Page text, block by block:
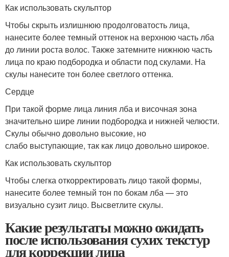
Как использовать скульптор
Чтобы скрыть излишнюю продолговатость лица,
нанесите более темный оттенок на верхнюю часть лба
до линии роста волос. Также затемните нижнюю часть
лица по краю подбородка и области под скулами. На
скулы нанесите тон более светлого оттенка.
Сердце
При такой форме лица линия лба и височная зона
значительно шире линии подбородка и нижней челюсти.
Скулы обычно довольно высокие, но
слабо выступающие, так как лицо довольно широкое.
Как использовать скульптор
Чтобы слегка откорректировать лицо такой формы,
нанесите более темный тон по бокам лба — это
визуально сузит лицо. Высветлите скулы.
Какие результаты можно ожидать
после использования сухих текстур
для коррекции лица